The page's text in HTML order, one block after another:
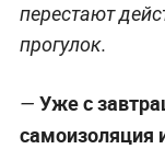
перестают
прогулок.
— Уже с
самоизоляция